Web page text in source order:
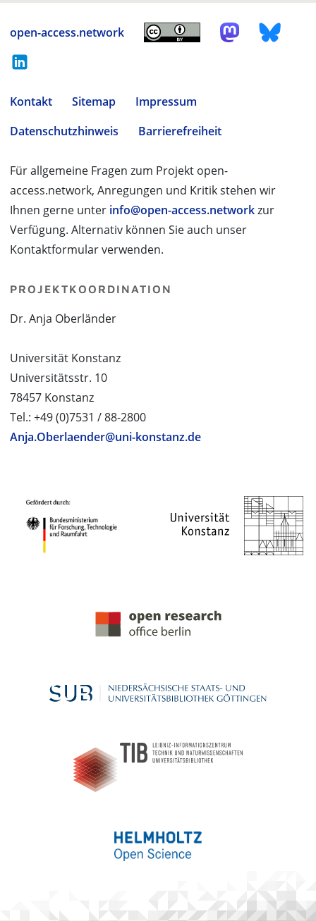
open-access.network
Kontakt Sitemap
Impressum
Datenschutzhinweis
Barrierefreiheit
Für allgemeine Fragen zum Projekt open-
access.network, Anregungen und Kritik stehen wir
Ihnen gerne unter info@open-access.networkzur
Verfügung. Alternativ können Sie auch unser
Kontaktformular verwenden.
PROJEKTKOORDINATION
Dr. Anja Oberländer
Universität Konstanz
Universitätsstr. 10
78457 Konstanz
Tel.: +49 (0)7531 / 88-2800
Anja.Oberlaender@uni-konstanz.de